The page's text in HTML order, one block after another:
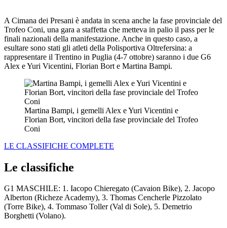
A Cimana dei Presani è andata in scena anche la fase provinciale del
Trofeo Coni, una gara a staffetta che metteva in palio il pass per le
finali nazionali della manifestazione. Anche in questo caso, a
esultare sono stati gli atleti della Polisportiva Oltrefersina: a
rappresentare il Trentino in Puglia (4-7 ottobre) saranno i due G6
Alex e Yuri Vicentini, Florian Bort e Martina Bampi.
Martina Bampi, i gemelli Alex e Yuri Vicentini e
Florian Bort, vincitori della fase provinciale del Trofeo
Coni
LE CLASSIFICHE COMPLETE
Le classifiche
G1 MASCHILE: 1. Iacopo Chieregato (Cavaion Bike), 2. Jacopo
Alberton (Richeze Academy), 3. Thomas Cencherle Pizzolato
(Torre Bike), 4. Tommaso Toller (Val di Sole), 5. Demetrio
Borghetti (Volano).